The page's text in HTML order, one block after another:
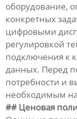
оборудование,
конкретных
цифровыми
регулировкой
подключения к
данных. Перед
потребности и
необходимым
## Ценовая